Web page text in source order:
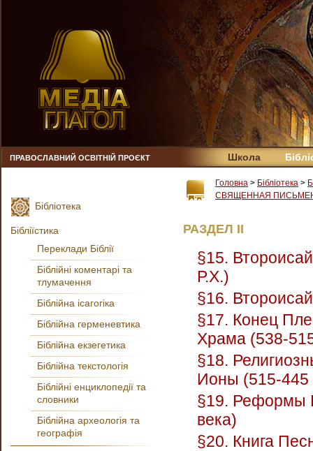
ПРАВОСЛАВНИЙ ОСВІТНІЙ ПРОЄКТ Школа
Головна > Бібліотека >
СВЯЩЕННАЯ
РАЗДЕЛ II
§15.
Р.Х.)
§16.
§17. Конец
Храма (538-
§18.
Ионы (515-445
§19. Реформы
века)
§20. Книга
Бібліотека
Бібліїстика
Переклади Біблії
Біблійні коментарі та
тлумачення
Біблійна ісагогіка
Біблійна герменевтика
Біблійна екзегетика
Біблійна текстологія
Біблійні енциклопедії та
словники
Біблійна археологія та
географія